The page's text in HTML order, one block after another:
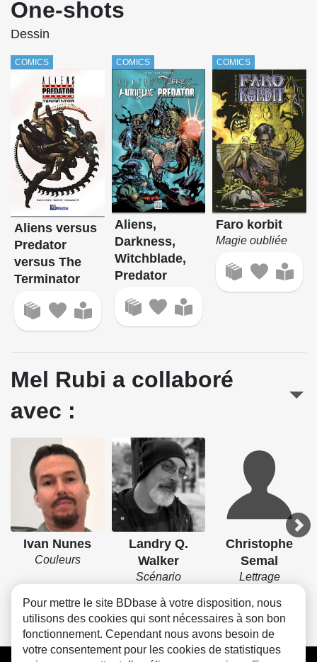
One-shots
Dessin
COMICS
Aliens versus
Predator
versus The
Terminator
COMICS
Aliens,
Darkness,
Witchblade,
Predator
COMICS
Faro korbit
Magie oubliée
Mel Rubi a collaboré
avec :
Ivan Nunes
Couleurs
Landry Q.
Walker
Scénario
Christophe
Semal
Lettrage
Pour mettre le site BDbase à votre disposition, nous
utilisons des cookies qui sont nécessaires à son bon
fonctionnement. Cependant nous avons besoin de
votre consentement pour les cookies de statistiques